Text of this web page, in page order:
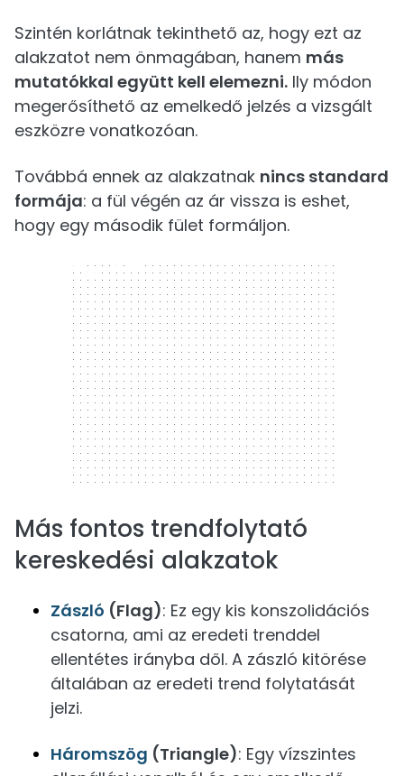
Szintén korlátnak tekinthető az, hogy ezt az
alakzatot nem önmagában, hanem más
mutatókkal együtt kell elemezni. Ily módon
megerősíthető az emelkedő jelzés a vizsgált
eszközre vonatkozóan.
Továbbá ennek az alakzatnak nincs standard
formája: a fül végén az ár vissza is eshet,
hogy egy második fület formáljon.
300 x 250
Más fontos trendfolytató
kereskedési alakzatok
Zászló (Flag): Ez egy kis konszolidációs
csatorna, ami az eredeti trenddel
ellentétes irányba dől. A zászló kitörése
általában az eredeti trend folytatását
jelzi.
Háromszög (Triangle): Egy vízszintes